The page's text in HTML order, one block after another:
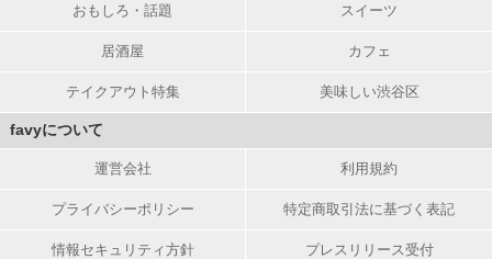
おもしろ・話題 スイーツ
居酒屋 カフェ
テイクアウト特集 美味しい渋谷区
favyについて
運営会社 利用規約
プライバシーポリシー 特定商取引法に基づく表記
情報セキュリティ方針 プレスリリース受付